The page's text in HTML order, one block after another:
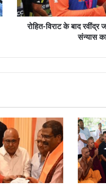
रोहित-विराट के बाद
संन्यास